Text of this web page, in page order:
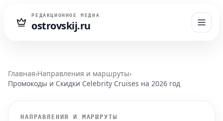
РЕДАКЦИОННОЕ МЕДИА
ostrovskij.ru
Главная›Направления и маршруты›
Промокоды и Скидки Celebrity Cruises на 2026 год
НАПРАВЛЕНИЯ И МАРШРУТЫ